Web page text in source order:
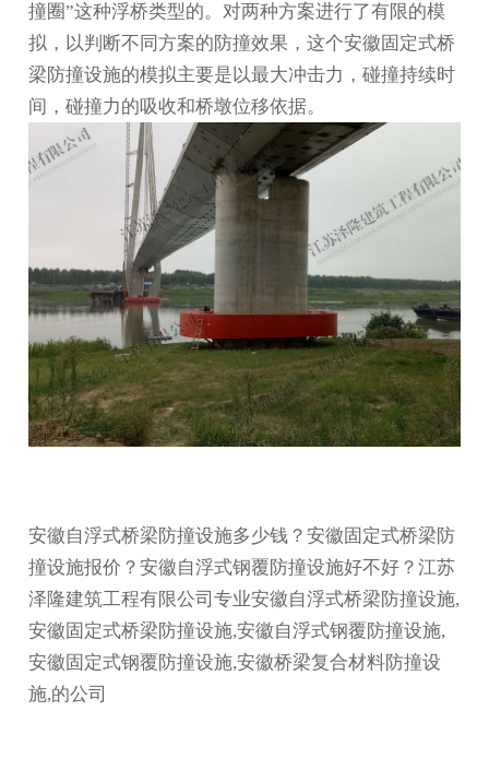
撞圈”这种浮桥类型的。对两种方案进行了有限的模
拟，以判断不同方案的防撞效果，这个安徽固定式桥
梁防撞设施的模拟主要是以最大冲击力，碰撞持续时
间，碰撞力的吸收和桥墩位移依据。
安徽自浮式桥梁防撞设施多少钱？安徽固定式桥梁防
撞设施报价？安徽自浮式钢覆防撞设施好不好？江苏
泽隆建筑工程有限公司专业安徽自浮式桥梁防撞设施,
安徽固定式桥梁防撞设施,安徽自浮式钢覆防撞设施,
安徽固定式钢覆防撞设施,安徽桥梁复合材料防撞设
施,的公司